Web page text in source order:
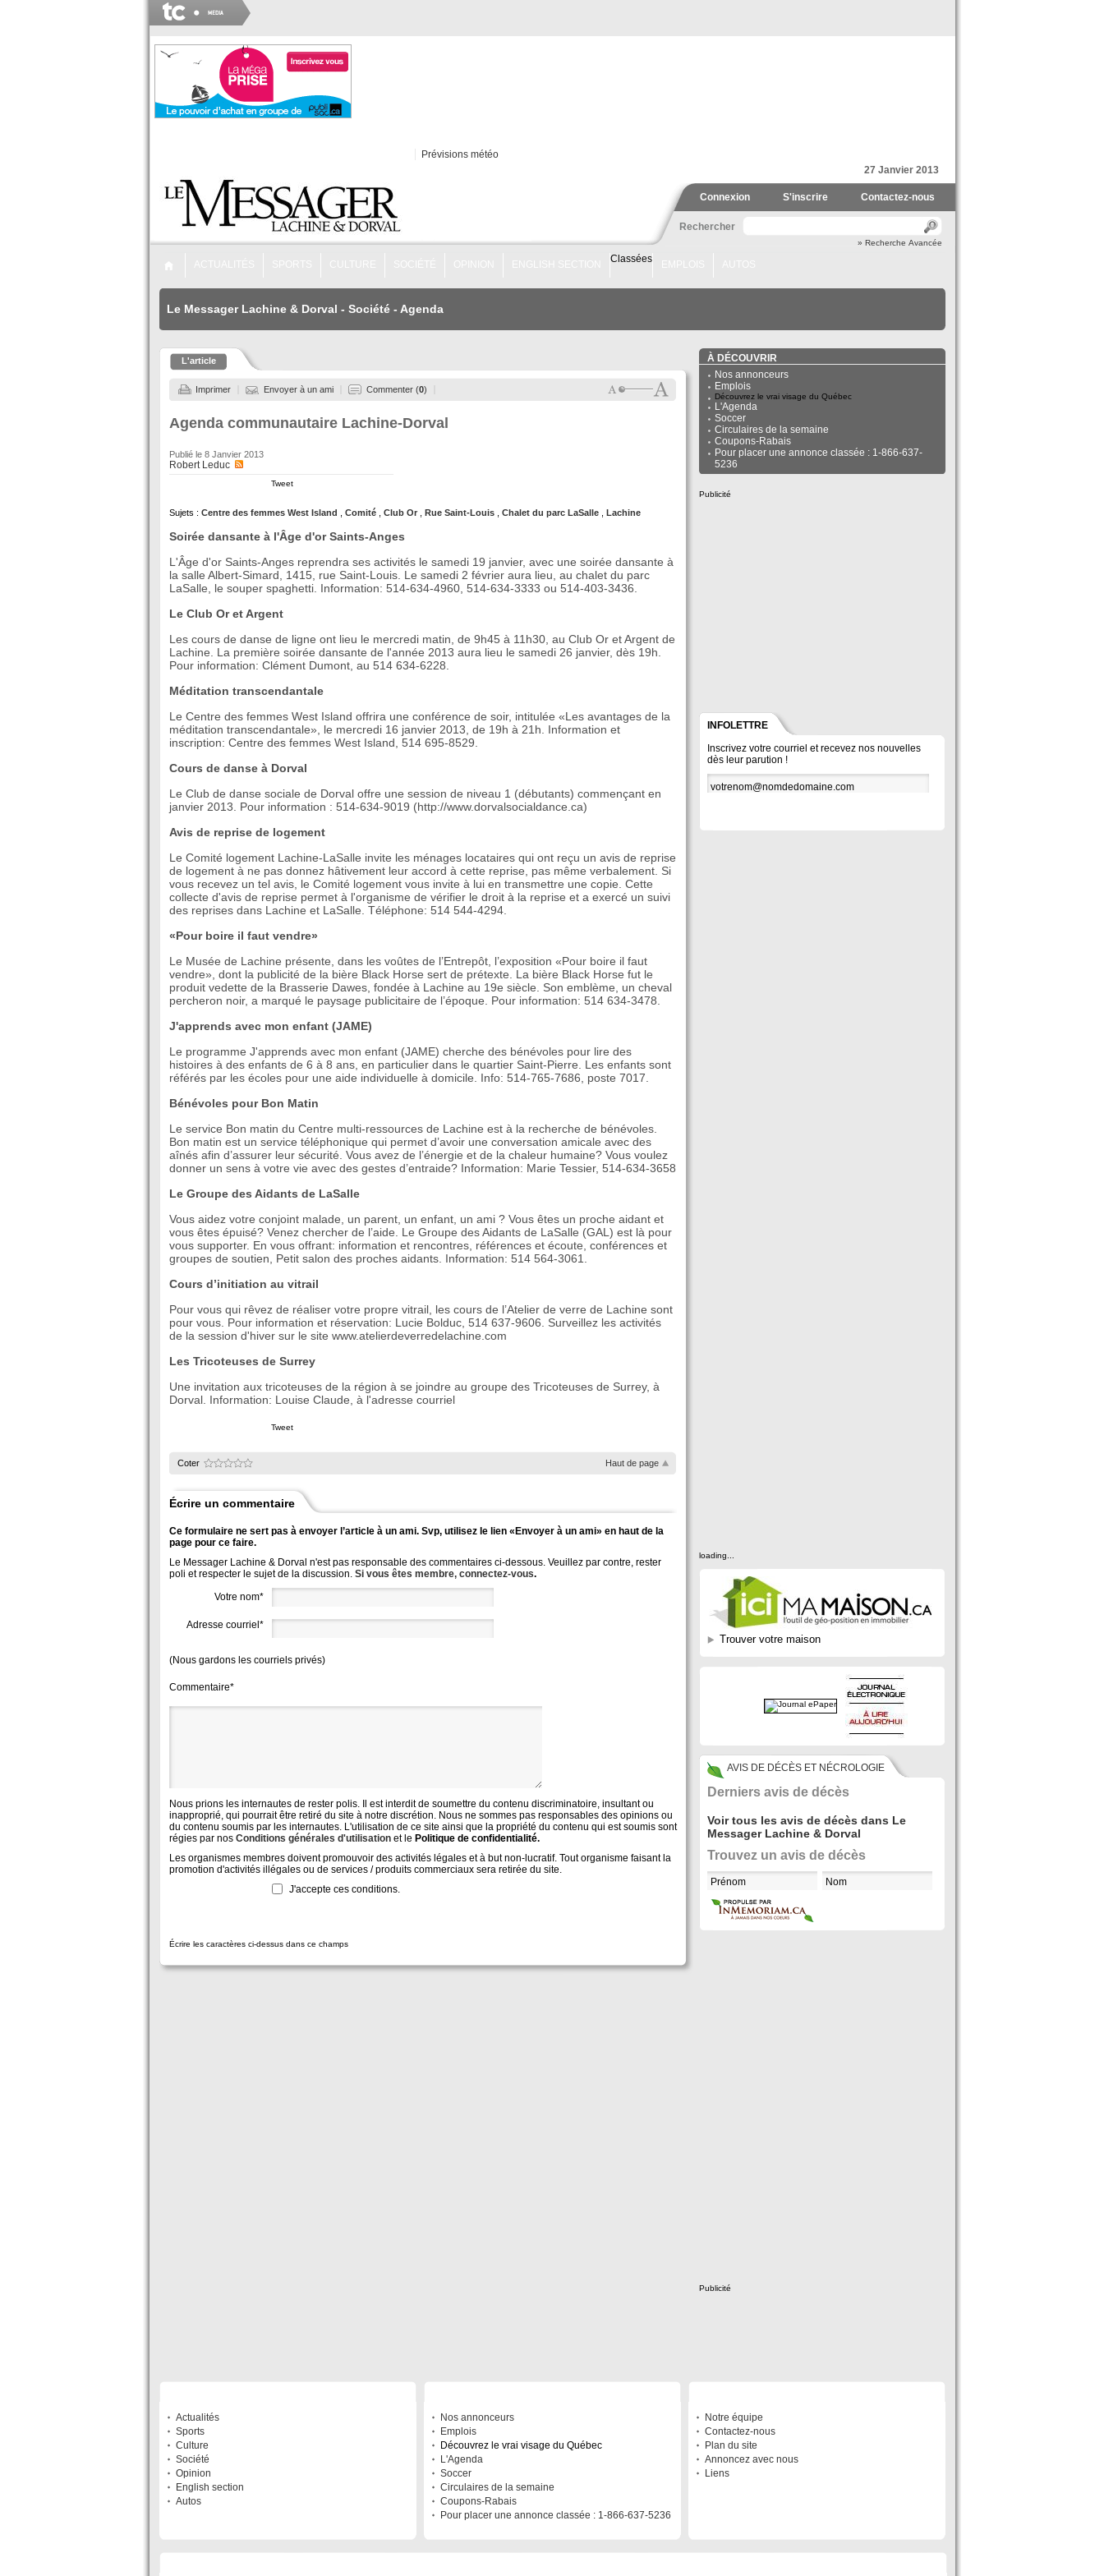
27 Janvier 2013
Prévisions météo
Connexion S'inscrire Contactez-nous
Rechercher
» Recherche Avancée
Classées
Le Messager Lachine & Dorval - Société - Agenda
L'article
Imprimer Envoyer à un ami Commenter (0)
Agenda communautaire Lachine-Dorval
Publié le 8 Janvier 2013
Robert Leduc
Tweet
Sujets : Centre des femmes West Island Comité Club Or Rue Saint-Louis Chalet du parc LaSalle Lachine
Soirée dansante à l'Âge d'or Saints-Anges
L'Âge d'or Saints-Anges reprendra ses activités le samedi 19 janvier, avec une soirée dansante à
la salle Albert-Simard, 1415, rue Saint-Louis. Le samedi 2 février aura lieu, au chalet du parc
LaSalle, le souper spaghetti. Information: 514-634-4960, 514-634-3333 ou 514-403-3436.
Le Club Or et Argent
Les cours de danse de ligne ont lieu le mercredi matin, de 9h45 à 11h30, au Club Or et Argent de
Lachine. La première soirée dansante de l'année 2013 aura lieu le samedi 26 janvier, dès 19h.
Pour information: Clément Dumont, au 514 634-6228.
Méditation transcendantale
Le Centre des femmes West Island offrira une conférence de soir, intitulée «Les avantages de la
méditation transcendantale», le mercredi 16 janvier 2013, de 19h à 21h. Information et
inscription: Centre des femmes West Island, 514 695-8529.
Cours de danse à Dorval
Le Club de danse sociale de Dorval offre une session de niveau 1 (débutants) commençant en
janvier 2013. Pour information : 514-634-9019 (http://www.dorvalsocialdance.ca)
Avis de reprise de logement
Le Comité logement Lachine-LaSalle invite les ménages locataires qui ont reçu un avis de reprise
de logement à ne pas donnez hâtivement leur accord à cette reprise, pas même verbalement. Si
vous recevez un tel avis, le Comité logement vous invite à lui en transmettre une copie. Cette
collecte d'avis de reprise permet à l'organisme de vérifier le droit à la reprise et a exercé un suivi
des reprises dans Lachine et LaSalle. Téléphone: 514 544-4294.
«Pour boire il faut vendre»
Le Musée de Lachine présente, dans les voûtes de l’Entrepôt, l’exposition «Pour boire il faut
vendre», dont la publicité de la bière Black Horse sert de prétexte. La bière Black Horse fut le
produit vedette de la Brasserie Dawes, fondée à Lachine au 19e siècle. Son emblème, un cheval
percheron noir, a marqué le paysage publicitaire de l’époque. Pour information: 514 634-3478.
J'apprends avec mon enfant (JAME)
Le programme J'apprends avec mon enfant (JAME) cherche des bénévoles pour lire des
histoires à des enfants de 6 à 8 ans, en particulier dans le quartier Saint-Pierre. Les enfants sont
référés par les écoles pour une aide individuelle à domicile. Info: 514-765-7686, poste 7017.
Bénévoles pour Bon Matin
Le service Bon matin du Centre multi-ressources de Lachine est à la recherche de bénévoles.
Bon matin est un service téléphonique qui permet d’avoir une conversation amicale avec des
aînés afin d’assurer leur sécurité. Vous avez de l’énergie et de la chaleur humaine? Vous voulez
donner un sens à votre vie avec des gestes d’entraide? Information: Marie Tessier, 514-634-3658
Le Groupe des Aidants de LaSalle
Vous aidez votre conjoint malade, un parent, un enfant, un ami ? Vous êtes un proche aidant et
vous êtes épuisé? Venez chercher de l’aide. Le Groupe des Aidants de LaSalle (GAL) est là pour
vous supporter. En vous offrant: information et rencontres, références et écoute, conférences et
groupes de soutien, Petit salon des proches aidants. Information: 514 564-3061.
Cours d’initiation au vitrail
Pour vous qui rêvez de réaliser votre propre vitrail, les cours de l’Atelier de verre de Lachine sont
pour vous. Pour information et réservation: Lucie Bolduc, 514 637-9606. Surveillez les activités
de la session d'hiver sur le site www.atelierdeverredelachine.com
Les Tricoteuses de Surrey
Une invitation aux tricoteuses de la région à se joindre au groupe des Tricoteuses de Surrey, à
Dorval. Information: Louise Claude, à l'adresse courriel
Tweet
Coter Haut de page
Écrire un commentaire
Ce formulaire ne sert pas à envoyer l’article à un ami. Svp, utilisez le lien «Envoyer à un ami» en haut de la
page pour ce faire.
Le Messager Lachine & Dorval n'est pas responsable des commentaires ci-dessous. Veuillez par contre, rester
poli et respecter le sujet de la discussion. Si vous êtes membre, connectez-vous.
Votre nom*
Adresse courriel*
(Nous gardons les courriels privés)
Commentaire*
Nous prions les internautes de rester polis. Il est interdit de soumettre du contenu discriminatoire, insultant ou
inapproprié, qui pourrait être retiré du site à notre discrétion. Nous ne sommes pas responsables des opinions ou
du contenu soumis par les internautes. L'utilisation de ce site ainsi que la propriété du contenu qui est soumis sont
régies par nos Conditions générales d'utilisation et le Politique de confidentialité.
Les organismes membres doivent promouvoir des activités légales et à but non-lucratif. Tout organisme faisant la
promotion d'activités illégales ou de services / produits commerciaux sera retirée du site.
J'accepte ces conditions.
Écrire les caractères ci-dessus dans ce champs
À DÉCOUVRIR
Nos annonceurs
Emplois
Découvrez le vrai visage du Québec
L'Agenda
Soccer
Circulaires de la semaine
Coupons-Rabais
Pour placer une annonce classée : 1-866-637-
5236
Publicité
INFOLETTRE
Inscrivez votre courriel et recevez nos nouvelles
dès leur parution !
loading...
Trouver votre maison
AVIS DE DÉCÈS ET NÉCROLOGIE
Derniers avis de décès
Voir tous les avis de décès dans Le
Messager Lachine & Dorval
Trouvez un avis de décès
Publicité
Actualités
Sports
Culture
Société
Opinion
English section
Autos
Nos annonceurs
Emplois
Découvrez le vrai visage du Québec
L'Agenda
Soccer
Circulaires de la semaine
Coupons-Rabais
Pour placer une annonce classée : 1-866-637-5236
Notre équipe
Contactez-nous
Plan du site
Annoncez avec nous
Liens